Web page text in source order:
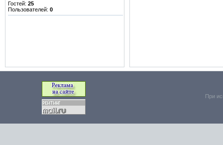
Гостей: 25
Пользователей: 0
При